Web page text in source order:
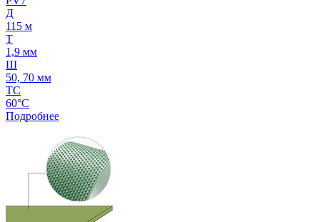
Д
115 м
Т
1,9 мм
Ш
50, 70 мм
ТС
60°C
Подробнее